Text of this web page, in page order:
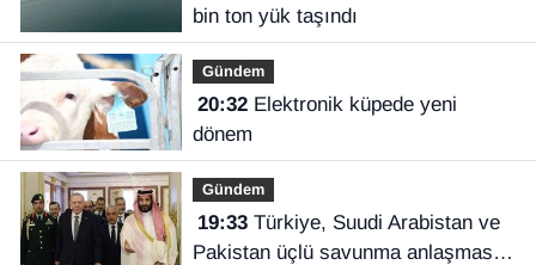
bin ton yük taşındı
Gündem
20:32Elektronik küpede yeni
dönem
Gündem
19:33Türkiye, Suudi Arabistan ve
Pakistan üçlü savunma anlaşması